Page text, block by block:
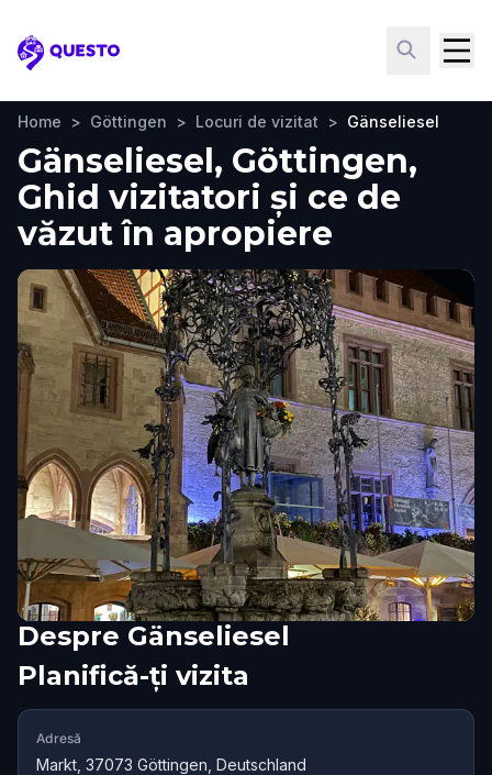
Questo
Home > Göttingen > Locuri de vizitat > Gänseliesel
Gänseliesel, Göttingen,
Ghid vizitatori și ce de
văzut în apropiere
Despre Gänseliesel
Planifică-ți vizita
Adresă
Markt, 37073 Göttingen, Deutschland